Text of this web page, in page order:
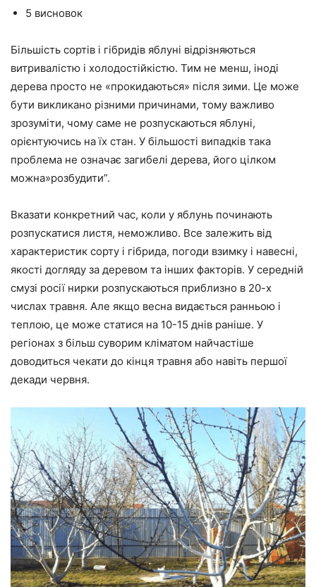
5 висновок
Більшість сортів і гібридів яблуні відрізняються
витривалістю і холодостійкістю. Тим не менш, іноді
дерева просто не «прокидаються» після зими. Це може
бути викликано різними причинами, тому важливо
зрозуміти, чому саме не розпускаються яблуні,
орієнтуючись на їх стан. У більшості випадків така
проблема не означає загибелі дерева, його цілком
можна»розбудити”.
Вказати конкретний час, коли у яблунь починають
розпускатися листя, неможливо. Все залежить від
характеристик сорту і гібрида, погоди взимку і навесні,
якості догляду за деревом та інших факторів. У середній
смузі росії нирки розпускаються приблизно в 20-х
числах травня. Але якщо весна видається ранньою і
теплою, це може статися на 10-15 днів раніше. У
регіонах з більш суворим кліматом найчастіше
доводиться чекати до кінця травня або навіть першої
декади червня.